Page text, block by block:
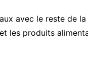
avec le reste de la
les produits